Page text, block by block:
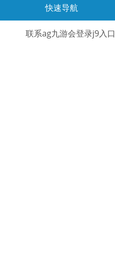
快速导航
联系ag九游会登录j9入口